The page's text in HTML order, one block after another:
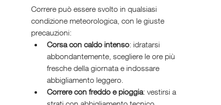
Correre può essere svolto in qualsiasi
condizione meteorologica, con le giuste
precauzioni:
Corsa con caldo intenso: idratarsi
abbondantemente, scegliere le ore più
fresche della giornata e indossare
abbigliamento leggero.
Correre con freddo e pioggia: vestirsi a